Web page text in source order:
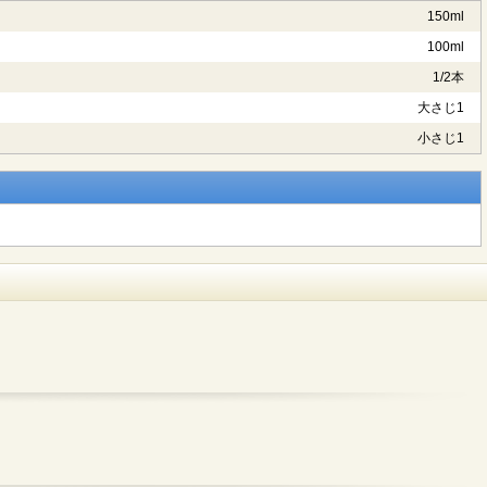
150ml
100ml
1/2本
大さじ1
小さじ1